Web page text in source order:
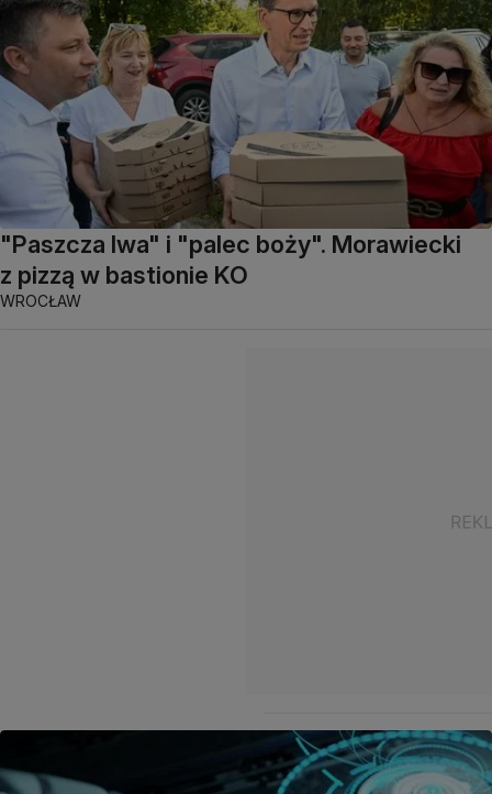
"Paszcza lwa" i "palec boży". Morawiecki
z pizzą w bastionie KO
WROCŁAW